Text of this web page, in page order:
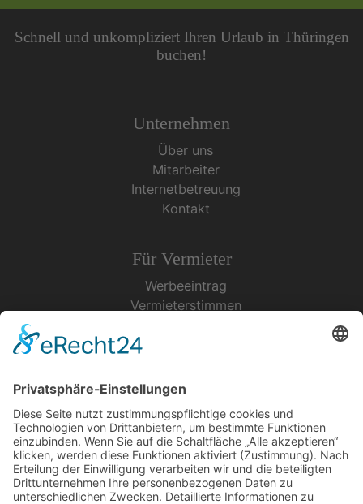
Schnell und unkompliziert Ihren Urlaub in Thüringen
buchen!
Unternehmen
Über uns
Mitarbeiter
Internetbetreuung
Kontakt
Für Vermieter
Werbeeintrag
Vermieterstimmen
Urlaubsservice
Bücher, Karten & CD's
Ihre Anreise
Wetter